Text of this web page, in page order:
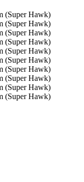
(Super Hawk)
(Super Hawk)
(Super Hawk)
(Super Hawk)
(Super Hawk)
(Super Hawk)
(Super Hawk)
(Super Hawk)
(Super Hawk)
(Super Hawk)